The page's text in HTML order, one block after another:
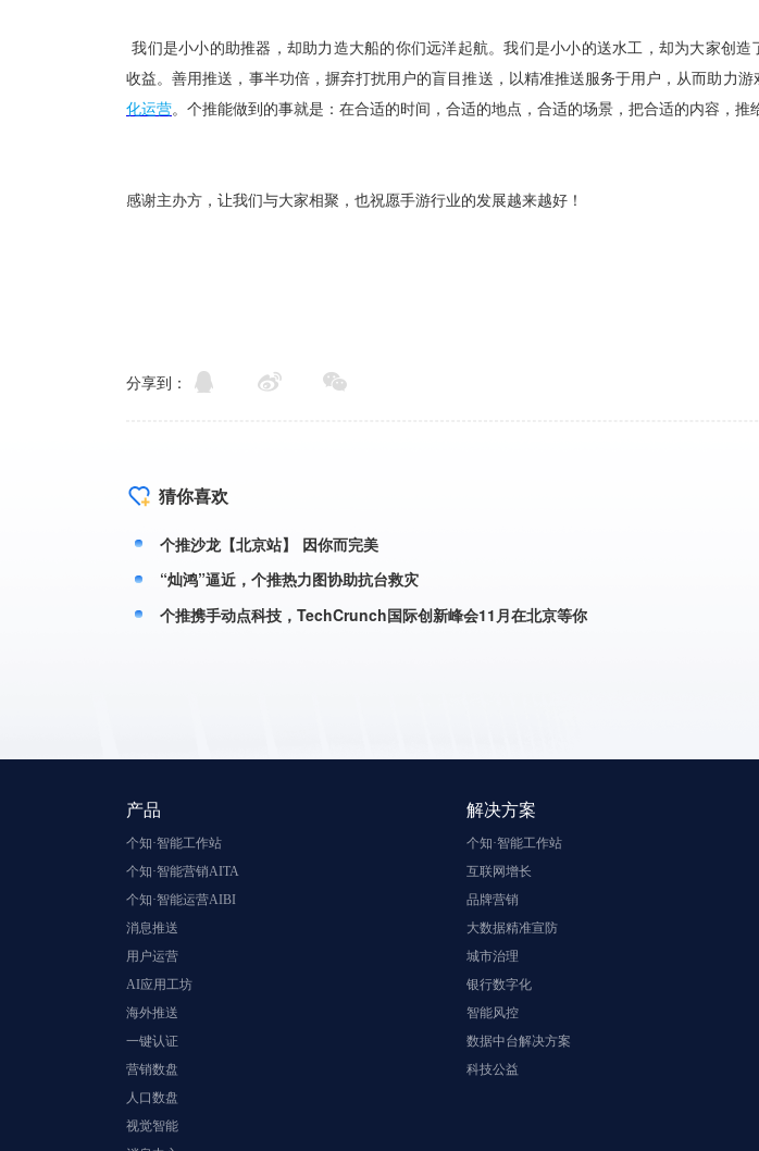
分享到：
猜你喜欢
个推沙龙【北京站】 因你而完美
“灿鸿”逼近，个推热力图协助抗台救灾
个推携手动点科技，TechCrunch国际创新峰会11月在北京等你
产品
个知·智能工作站
个知·智能营销AITA
个知·智能运营AIBI
消息推送
用户运营
AI应用工坊
海外推送
一键认证
营销数盘
人口数盘
视觉智能
解决方案
个知·智能工作站
互联网增长
品牌营销
大数据精准宣防
城市治理
银行数字化
智能风控
数据中台解决方案
科技公益